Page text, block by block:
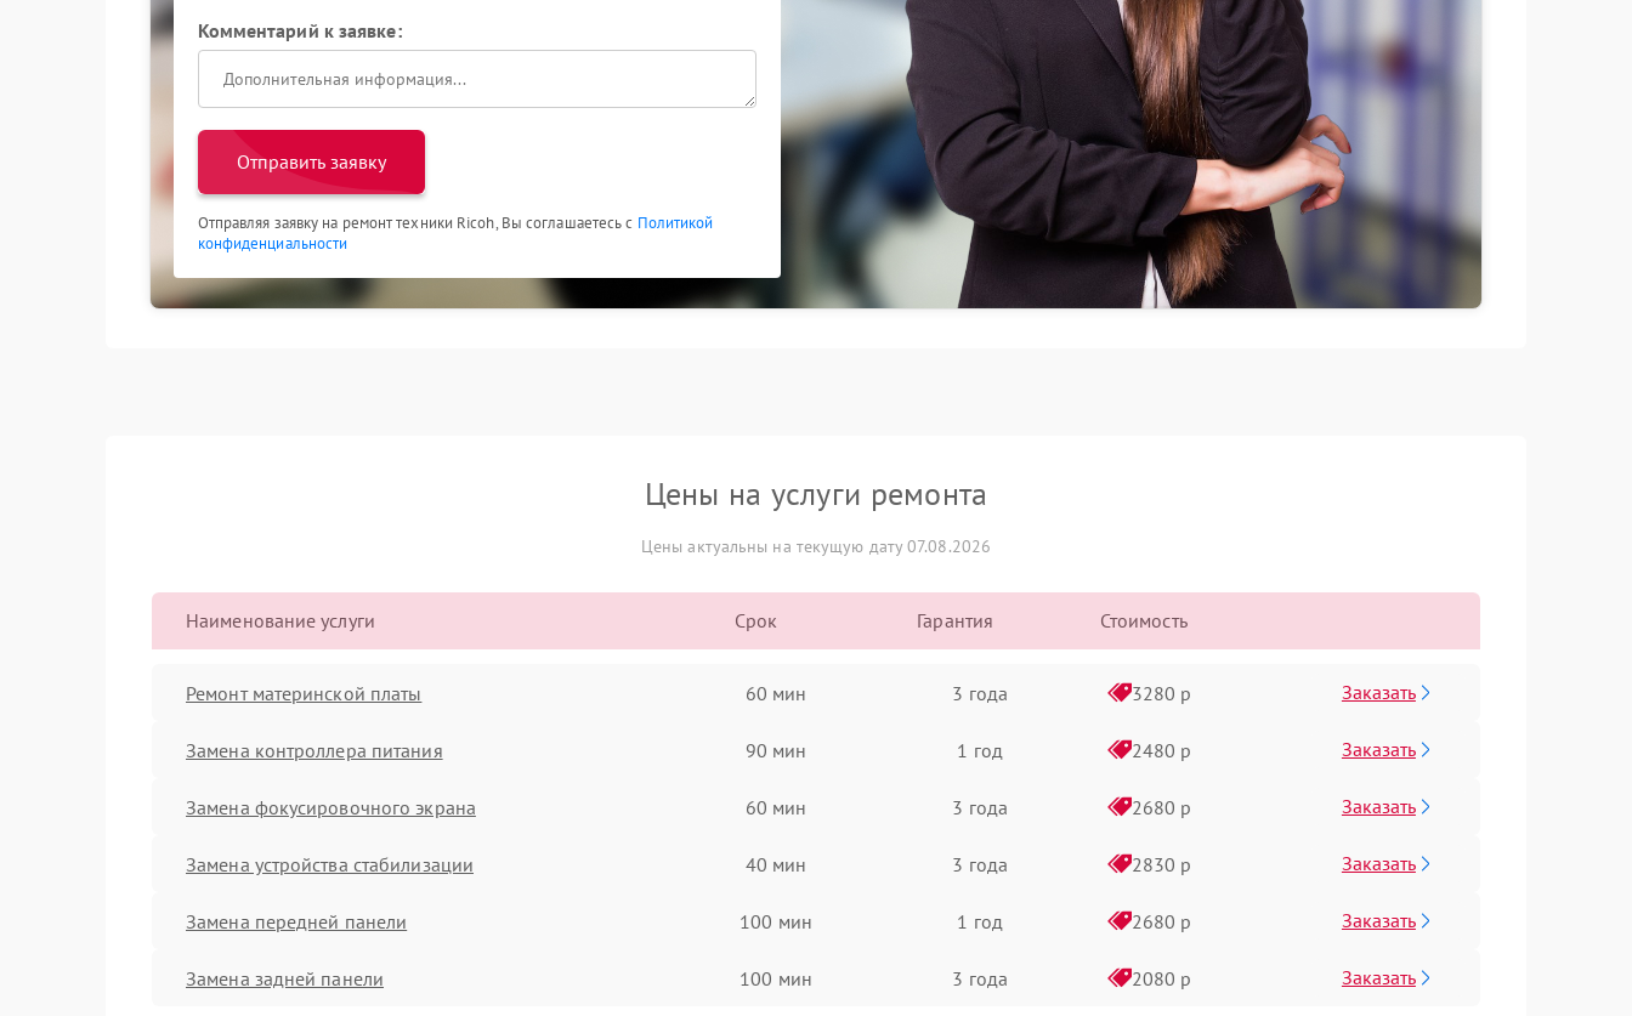
Комментарий к заявке:
Отправить заявку
Отправляя заявку на ремонт техники Ricoh, Вы соглашаетесь с Политикой
конфиденциальности
Цены на услуги ремонта
Цены актуальны на текущую дату 07.08.2026
Наименование услуги Срок Гарантия Стоимость
Ремонт материнской платы 60 мин 3 года 3280 р Заказать
Замена контроллера питания 90 мин 1 год 2480 р Заказать
Замена фокусировочного экрана 60 мин 3 года 2680 р Заказать
Замена устройства стабилизации 40 мин 3 года 2830 р Заказать
Замена передней панели 100 мин 1 год 2680 р Заказать
Замена задней панели 100 мин 3 года 2080 р Заказать